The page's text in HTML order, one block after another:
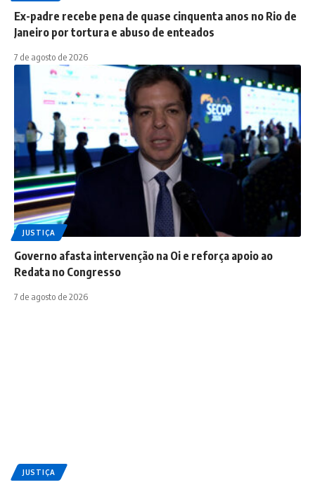
Ex-padre recebe pena de quase cinquenta anos no Rio de
Janeiro por tortura e abuso de enteados
7 de agosto de 2026
JUSTIÇA
Governo afasta intervenção na Oi e reforça apoio ao
Redata no Congresso
7 de agosto de 2026
JUSTIÇA